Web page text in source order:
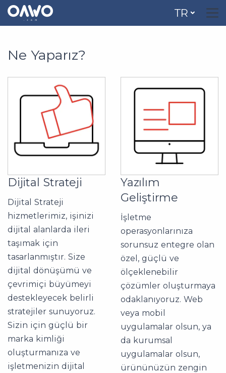
TR
Ne Yaparız?
Dijital Strateji
Dijital Strateji
hizmetlerimiz, işinizi
dijital alanlarda ileri
taşımak için
tasarlanmıştır. Size
dijital dönüşümü ve
çevrimiçi büyümeyi
destekleyecek belirli
stratejiler sunuyoruz.
Sizin için güçlü bir
marka kimliği
oluşturmanıza ve
işletmenizin dijital
Yazılım
Geliştirme
İşletme
operasyonlarınıza
sorunsuz entegre olan
özel, güçlü ve
ölçeklenebilir
çözümler oluşturmaya
odaklanıyoruz. Web
veya mobil
uygulamalar olsun, ya
da kurumsal
uygulamalar olsun,
ürününüzün zengin